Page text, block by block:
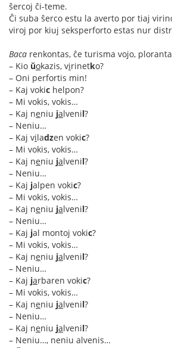
ŝercoj ĉi-teme.
Ĉi suba ŝerco estu la averto por tiaj
viroj por kiuj seksperforto estas nur
Baca renkontas, ĉe turisma vojo,
– Kio ŭokazis, virinetko?
– Oni perfortis min!
– Kaj vokic helpon?
– Mi vokis, vokis…
– Kaj neniu jalvenil?
– Neniu…
– Kaj viladzen vokic?
– Mi vokis, vokis…
– Kaj neniu jalvenil?
– Neniu…
– Kaj jalpen vokic?
– Mi vokis, vokis…
– Kaj neniu jalvenil?
– Neniu…
– Kaj jal montoj vokic?
– Mi vokis, vokis…
– Kaj neniu jalvenil?
– Neniu…
– Kaj jarbaren vokic?
– Mi vokis, vokis…
– Kaj neniu jalvenil?
– Neniu…
– Kaj neniu jalvenil?
– Neniu…, neniu alvenis…